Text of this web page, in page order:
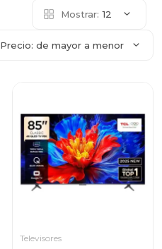
Mostrar: 12
Precio: de mayor a menor
Televisores